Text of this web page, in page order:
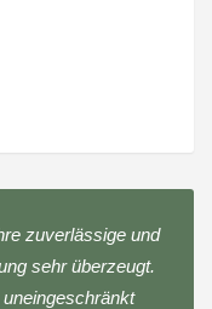
zuverlässige und
sehr überzeugt.